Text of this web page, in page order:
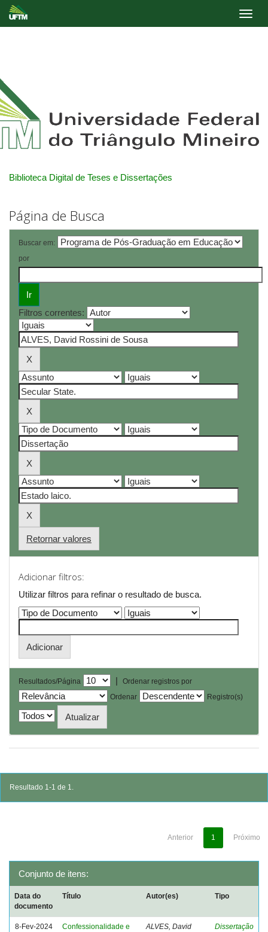
Biblioteca Digital de Teses e Dissertações
Página de Busca
Buscar em:
por
Filtros correntes:
Retornar valores
Adicionar filtros:
Utilizar filtros para refinar o resultado de busca.
Resultados/Página |
Ordenar registros por
Ordenar
Registro(s)
Resultado 1-1 de 1.
Anterior 1 Próximo
Conjunto de itens:
Data do
documento
Título Autor(es) Tipo
8-Fev-2024
Confessionalidade e
ALVES, David
Dissertação